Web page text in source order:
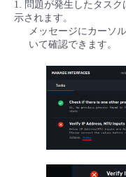
1. 問題が発生したタス
示されます。
メッセージにカーソ
いて確認できます。